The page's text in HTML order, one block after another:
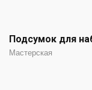
Подсумок для
Мастерская